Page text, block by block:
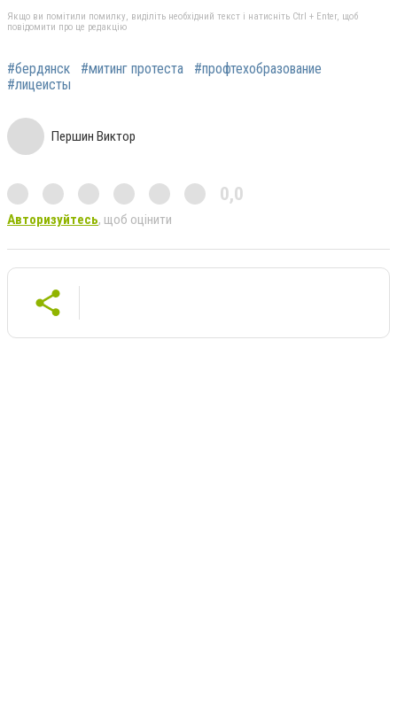
Якщо ви помітили помилку, виділіть необхідний текст і натисніть Ctrl + Enter, щоб
повідомити про це редакцію
#бердянск #митинг протеста
#профтехобразование
#лицеисты
Першин Виктор
0,0
Авторизуйтесь, щоб оцінити